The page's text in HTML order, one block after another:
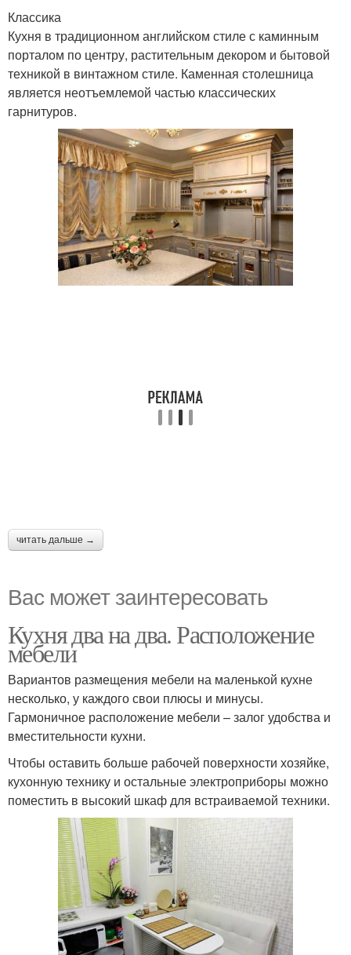
Классика
Кухня в традиционном английском стиле с каминным
порталом по центру, растительным декором и бытовой
техникой в винтажном стиле. Каменная столешница
является неотъемлемой частью классических
гарнитуров.
читать дальше →
Вас может заинтересовать
Кухня два на два. Расположение
мебели
Вариантов размещения мебели на маленькой кухне
несколько, у каждого свои плюсы и минусы.
Гармоничное расположение мебели – залог удобства и
вместительности кухни.
Чтобы оставить больше рабочей поверхности хозяйке,
кухонную технику и остальные электроприборы можно
поместить в высокий шкаф для встраиваемой техники.